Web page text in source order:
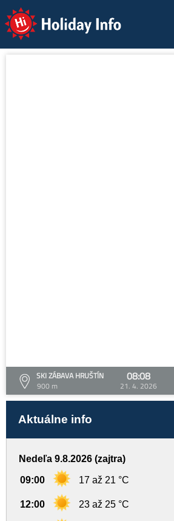
Holiday Info
SKI ZÁBAVA HRUŠTÍN
900 m
08:08
21. 4. 2026
Aktuálne info
Nedeľa 9.8.2026 (zajtra)
09:00 17 až 21 °C
12:00 23 až 25 °C